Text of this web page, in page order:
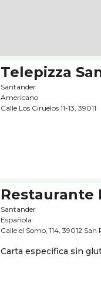
Telepizza
Santander
Americano
Calle Los Ciruelos 11-13, 39011
Restaurante
Santander
Española
Calle el Somo, 114, 39012 San
Carta específica sin